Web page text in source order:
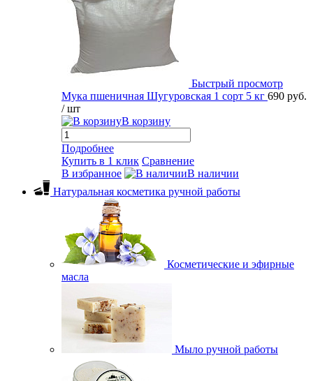
Быстрый просмотр
Мука пшеничная Шугуровская 1 сорт 5 кг 690 руб.
/ шт
В корзину
Подробнее
Купить в 1 клик Сравнение
В избранное
В наличии
Натуральная косметика ручной работы
Косметические и эфирные
масла
Мыло ручной работы